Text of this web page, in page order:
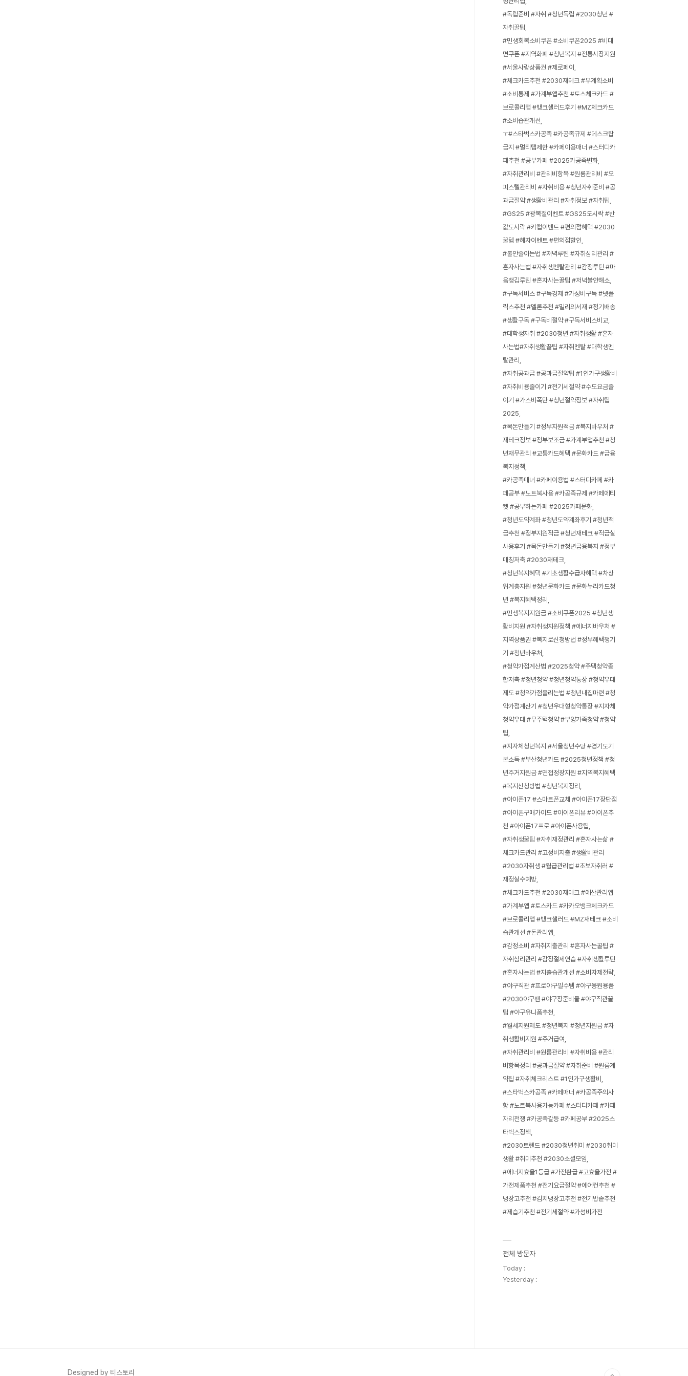
#독립준비 #자취 #청년독립 #2030청년 #
자취꿀팁
#민생회복소비쿠폰 #소비쿠폰2025 #비대
면쿠폰 #지역화폐 #청년복지 #전통시장지원
#서울사랑상품권 #제로페이
#체크카드추천 #2030재테크 #무계획소비
#소비통제 #가계부앱추천 #토스체크카드 #
브로콜리앱 #뱅크샐러드후기 #MZ체크카드
#소비습관개선
ㅜ#스타벅스카공족 #카공족규제 #데스크탑
금지 #멀티탭제한 #카페이용매너 #스터디카
페추천 #공부카페 #2025카공족변화
#자취관리비 #관리비항목 #원룸관리비 #오
피스텔관리비 #자취비용 #청년자취준비 #공
과금절약 #생활비관리 #자취정보 #자취팁
#GS25 #광복절이벤트 #GS25도시락 #반
값도시락 #키캡이벤트 #편의점혜택 #2030
꿀템 #혜자이벤트 #편의점할인
#불안줄이는법 #저녁루틴 #자취심리관리 #
혼자사는법 #자취생멘탈관리 #감정루틴 #마
음챙김루틴 #혼자사는꿀팁 #저녁불안해소
#구독서비스 #구독경제 #가성비구독 #넷플
릭스추천 #멜론추천 #밀리의서재 #정기배송
#생활구독 #구독비절약 #구독서비스비교
#대학생자취 #2030청년 #자취생활 #혼자
사는법#자취생활꿀팁 #자취멘탈 #대학생멘
탈관리
#자취공과금 #공과금절약팁 #1인가구생활비
#자취비용줄이기 #전기세절약 #수도요금줄
이기 #가스비폭탄 #청년절약정보 #자취팁
2025
#목돈만들기 #정부지원적금 #복지바우처 #
재테크정보 #정부보조금 #가계부앱추천 #청
년재무관리 #교통카드혜택 #문화카드 #금융
복지정책
#카공족매너 #카페이용법 #스터디카페 #카
페공부 #노트북사용 #카공족규제 #카페에티
켓 #공부하는카페 #2025카페문화
#청년도약계좌 #청년도약계좌후기 #청년적
금추천 #정부지원적금 #청년재테크 #적금실
사용후기 #목돈만들기 #청년금융복지 #정부
매칭저축 #2030재테크
#청년복지혜택 #기초생활수급자혜택 #차상
위계층지원 #청년문화카드 #문화누리카드청
년 #복지혜택정리
#민생복지지원금 #소비쿠폰2025 #청년생
활비지원 #자취생지원정책 #에너지바우처 #
지역상품권 #복지로신청방법 #정부혜택챙기
기 #청년바우처
#청약가점계산법 #2025청약 #주택청약종
합저축 #청년청약 #청년청약통장 #청약우대
제도 #청약가점올리는법 #청년내집마련 #청
약가점계산기 #청년우대형청약통장 #지자체
청약우대 #무주택청약 #부양가족청약 #청약
팁
#지자체청년복지 #서울청년수당 #경기도기
본소득 #부산청년카드 #2025청년정책 #청
년주거지원금 #면접정장지원 #지역복지혜택
#복지신청방법 #청년복지정리
#아이폰17 #스마트폰교체 #아이폰17장단점
#아이폰구매가이드 #아이폰리뷰 #아이폰추
천 #아이폰17프로 #아이폰사용팁
#자취생꿀팁 #자취재정관리 #혼자사는삶 #
체크카드관리 #고정비지출 #생활비관리
#2030자취생 #월급관리법 #초보자취러 #
재정실수예방
#체크카드추천 #2030재테크 #예산관리앱
#가계부앱 #토스카드 #카카오뱅크체크카드
#브로콜리앱 #뱅크샐러드 #MZ재테크 #소비
습관개선 #돈관리앱
#감정소비 #자취지출관리 #혼자사는꿀팁 #
자취심리관리 #감정절제연습 #자취생활루틴
#혼자사는법 #지출습관개선 #소비자제전략
#야구직관 #프로야구필수템 #야구응원용품
#2030야구팬 #야구장준비물 #야구직관꿀
팁 #야구유니폼추천
#월세지원제도 #청년복지 #청년지원금 #자
취생활비지원 #주거급여
#자취관리비 #원룸관리비 #자취비용 #관리
비항목정리 #공과금절약 #자취준비 #원룸계
약팁 #자취체크리스트 #1인가구생활비
#스타벅스카공족 #카페매너 #카공족주의사
항 #노트북사용가능카페 #스터디카페 #카페
자리전쟁 #카공족갈등 #카페공부 #2025스
타벅스정책
#2030트렌드 #2030청년취미 #2030취미
생활 #취미추천 #2030소셜모임
#에너지효율1등급 #가전환급 #고효율가전 #
가전제품추천 #전기요금절약 #에어컨추천 #
냉장고추천 #김치냉장고추천 #전기밥솥추천
#제습기추천 #전기세절약 #가성비가전
전체 방문자
Today :
Yesterday :
Designed by 티스토리